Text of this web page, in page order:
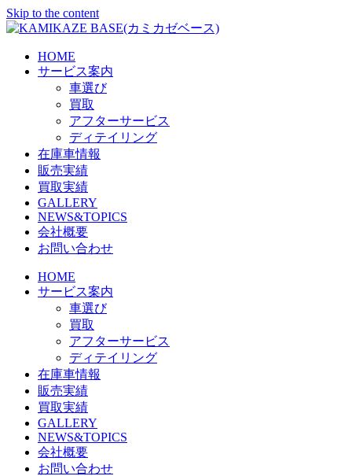
Skip to the content
HOME
サービス案内
車選び
買取
アフターサービス
ディテイリング
在庫車情報
販売実績
買取実績
GALLERY
NEWS&TOPICS
会社概要
お問い合わせ
HOME
サービス案内
車選び
買取
アフターサービス
ディテイリング
在庫車情報
販売実績
買取実績
GALLERY
NEWS&TOPICS
会社概要
お問い合わせ